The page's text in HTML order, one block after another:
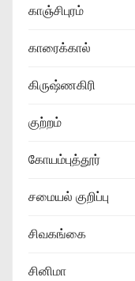
காஞ்சிபுரம்
காரைக்கால்
கிருஷ்ணகிரி
குற்றம்
கோயம்புத்தூர்
சமையல் குறிப்பு
சிவகங்கை
சினிமா